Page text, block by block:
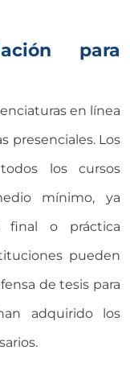
para
en línea
presenciales. Los
los cursos
mínimo, ya
final o práctica
pueden
de tesis para
adquirido los